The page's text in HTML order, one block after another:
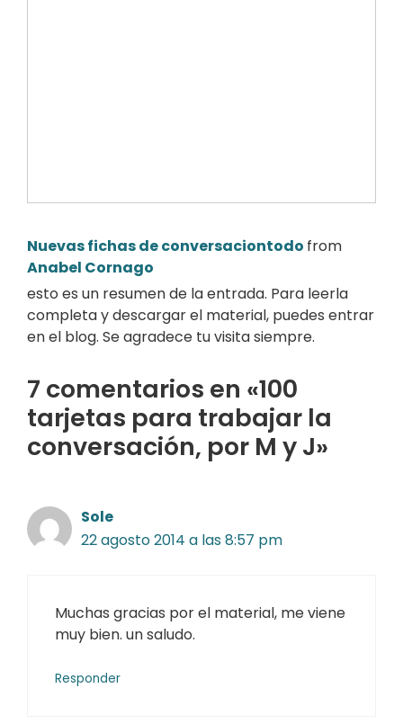
Nuevas fichas de conversaciontodo from
Anabel Cornago
esto es un resumen de la entrada. Para leerla
completa y descargar el material, puedes entrar
en el blog. Se agradece tu visita siempre.
7 comentarios en «100
tarjetas para trabajar la
conversación, por M y J»
Sole
22 agosto 2014 a las 8:57 pm
Muchas gracias por el material, me viene
muy bien. un saludo.
Responder